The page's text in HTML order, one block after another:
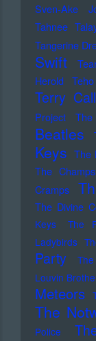
Sven-Ake
Tahnee
Tangerine
Swift
Herold
Terry
Project
Beatles
Keys The
The Champs
Cramps
The Divine
Keys
The
Ladybirds
Party
Louvin
Meteors
The
Police